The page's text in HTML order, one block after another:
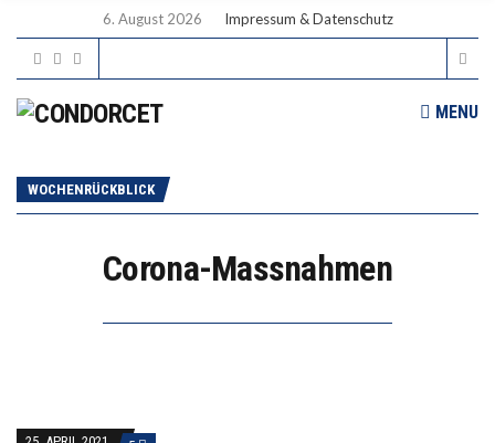
6. August 2026 Impressum & Datenschutz
MENU
WOCHENRÜCKBLICK
Corona-Massnahmen